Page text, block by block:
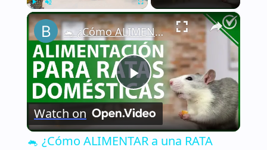
Play Unmute Fullscreen ×
Play
Video
🐁 ¿Cómo ALIMENTAR a una RATA DOMÉSTICA de la manera correcta? - Nutrición 🐁🏡
Watch on
🐁 ¿Cómo ALIMENTAR a una RATA